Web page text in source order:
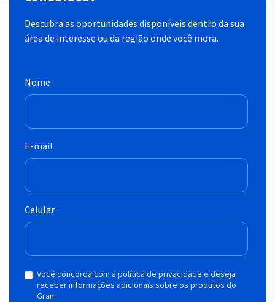
Descubra as oportunidades disponíveis dentro da sua
área de interesse ou da região onde você mora.
Nome
E-mail
Celular
Você concorda com a política de privacidade e deseja
receber informações adicionais sobre os produtos do
Gran.